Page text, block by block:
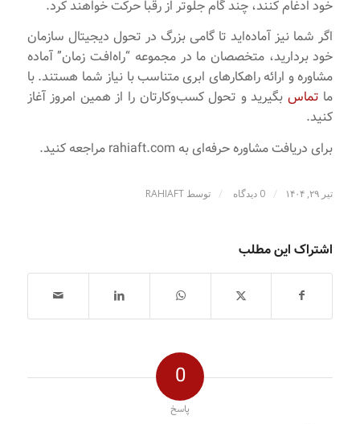
خود ادغام کنند، چند گام جلوتر از رقبا حرکت خواهند کرد.
اگر شما نیز آماده‌اید تا گامی بزرگ در تحول دیجیتال سازمان
خود بردارید، متخصصان ما در مجموعه “راه‌افـت زمان” آماده
مشاوره و ارائه راهکارهای ابری متناسب با نیاز شما هستند. با
ما تماس بگیرید و تحول کسب‌وکارتان را از همین امروز آغاز
کنید.
برای دریافت مشاوره حرفه‌ای به rahiaft.com مراجعه کنید.
تیر ۲۹, ۱۴۰۴ / 0 دیدگاه / توسط RAHIAFT
اشتراک این مطلب
0
پاسخ